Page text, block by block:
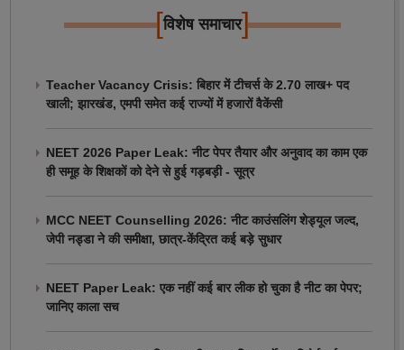
[विशेष समाचार]
Teacher Vacancy Crisis: बिहार में टीचर्स के 2.70 लाख+ पद
खाली; झारखंड, एमपी समेत कई राज्यों में हजारों वैकेंसी
NEET 2026 Paper Leak: नीट पेपर तैयार और अनुवाद का काम एक
ही समूह के शिक्षकों को देने से हुई गड़बड़ी - सूत्र
MCC NEET Counselling 2026: नीट काउंसलिंग शेड्यूल जल्द,
जेपी नड्डा ने की समीक्षा, छात्र-केंद्रित कई बड़े सुधार
NEET Paper Leak: एक नहीं कई बार लीक हो चुका है नीट का पेपर;
जानिए काला सच